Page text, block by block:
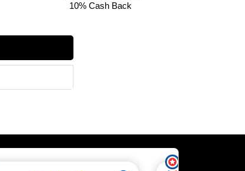
10% Cash Back